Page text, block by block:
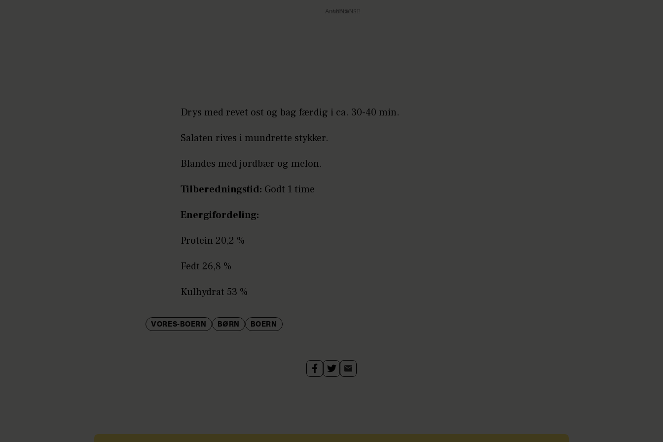
Annonce
Drys med revet ost og bag færdig i ca. 30-40 min.
Salaten rives i mundrette stykker.
Blandes med jordbær og melon.
Tilberedningstid: Godt 1 time
Energifordeling:
Protein 20,2 %
Fedt 26,8 %
Kulhydrat 53 %
VORES-BOERN BØRN BOERN